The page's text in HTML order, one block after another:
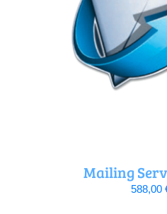
Mailing
588,00